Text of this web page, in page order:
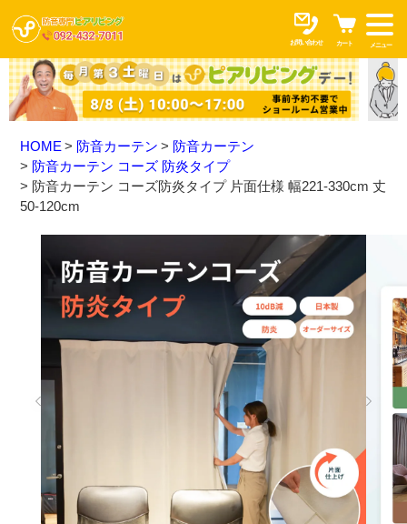
お問い合わせ カート メニュー
HOME 防音カーテン
防音カーテン
防音カーテン コーズ 防炎タイプ
防音カーテン コーズ防炎タイプ 片面仕様 幅221-330cm 丈
50-120cm